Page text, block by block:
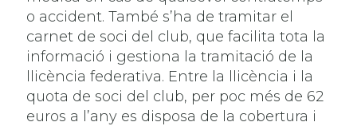
o accident. També s’ha de tramitar el
carnet de soci del club, que facilita tota la
informació i gestiona la tramitació de la
llicència federativa. Entre la llicència i la
quota de soci del club, per poc més de 62
euros a l’any es disposa de la cobertura i